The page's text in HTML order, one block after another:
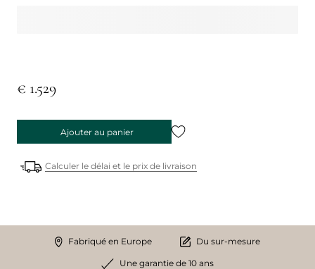
€ 1.529
Ajouter au panier
Calculer le délai et le prix de livraison
Fabriqué en Europe Du sur-mesure
Une garantie de 10 ans